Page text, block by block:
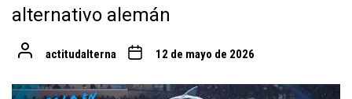
alternativo alemán
actitudalterna 12 de mayo de 2026